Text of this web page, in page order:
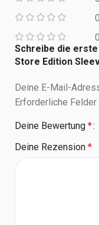
0
0
Schreibe die erste
Store Edition
Deine E-Mail-
Erforderliche
Deine Bewertung *
Deine Rezension *